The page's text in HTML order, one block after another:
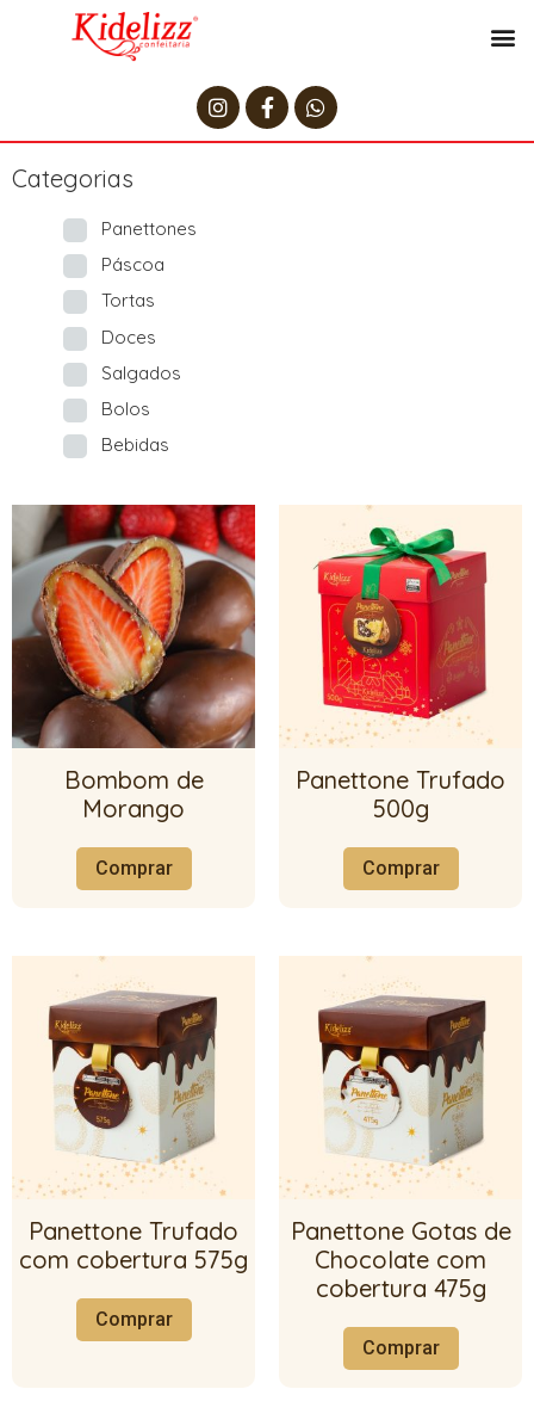
Categorias
Panettones
Páscoa
Tortas
Doces
Salgados
Bolos
Bebidas
Bombom de
Morango
Comprar
Panettone Trufado
500g
Comprar
Panettone Trufado
com cobertura 575g
Comprar
Panettone Gotas de
Chocolate com
cobertura 475g
Comprar